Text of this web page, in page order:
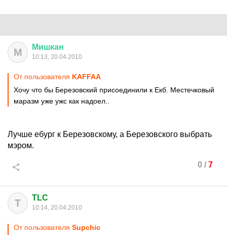
М Мишкан
10:13, 20.04.2010
От пользователя KAFFAA
Хочу что бы Березовский присоединили к Екб. Местечковый
маразм уже ужс как надоел..
Лучше ебург к Березовскому, а Березовского выбрать
мэром.
0 / 7
T TLC
10:14, 20.04.2010
От пользователя Supchic